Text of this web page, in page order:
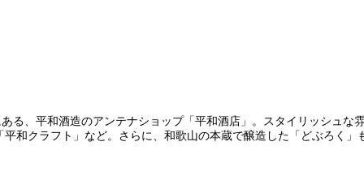
る、平和酒造のアンテナショップ「平和酒店」。スタイリッシュな
和クラフト」など。さらに、和歌山の本蔵で醸造した「どぶろく」